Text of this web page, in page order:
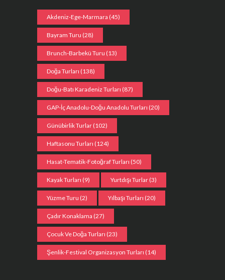
Akdeniz-Ege-Marmara (45)
Bayram Turu (28)
Brunch-Barbekü Turu (13)
Doğa Turları (138)
Doğu-Batı Karadeniz Turları (87)
GAP-İç Anadolu-Doğu Anadolu Turları (20)
Günübirlik Turlar (102)
Haftasonu Turları (124)
Hasat-Tematik-Fotoğraf Turları (50)
Kayak Turları (9) Yurtdışı Turlar (3)
Yüzme Turu (2) Yılbaşı Turları (20)
Çadır Konaklama (27)
Çocuk Ve Doğa Turları (23)
Şenlik-Festival Organizasyon Turları (14)